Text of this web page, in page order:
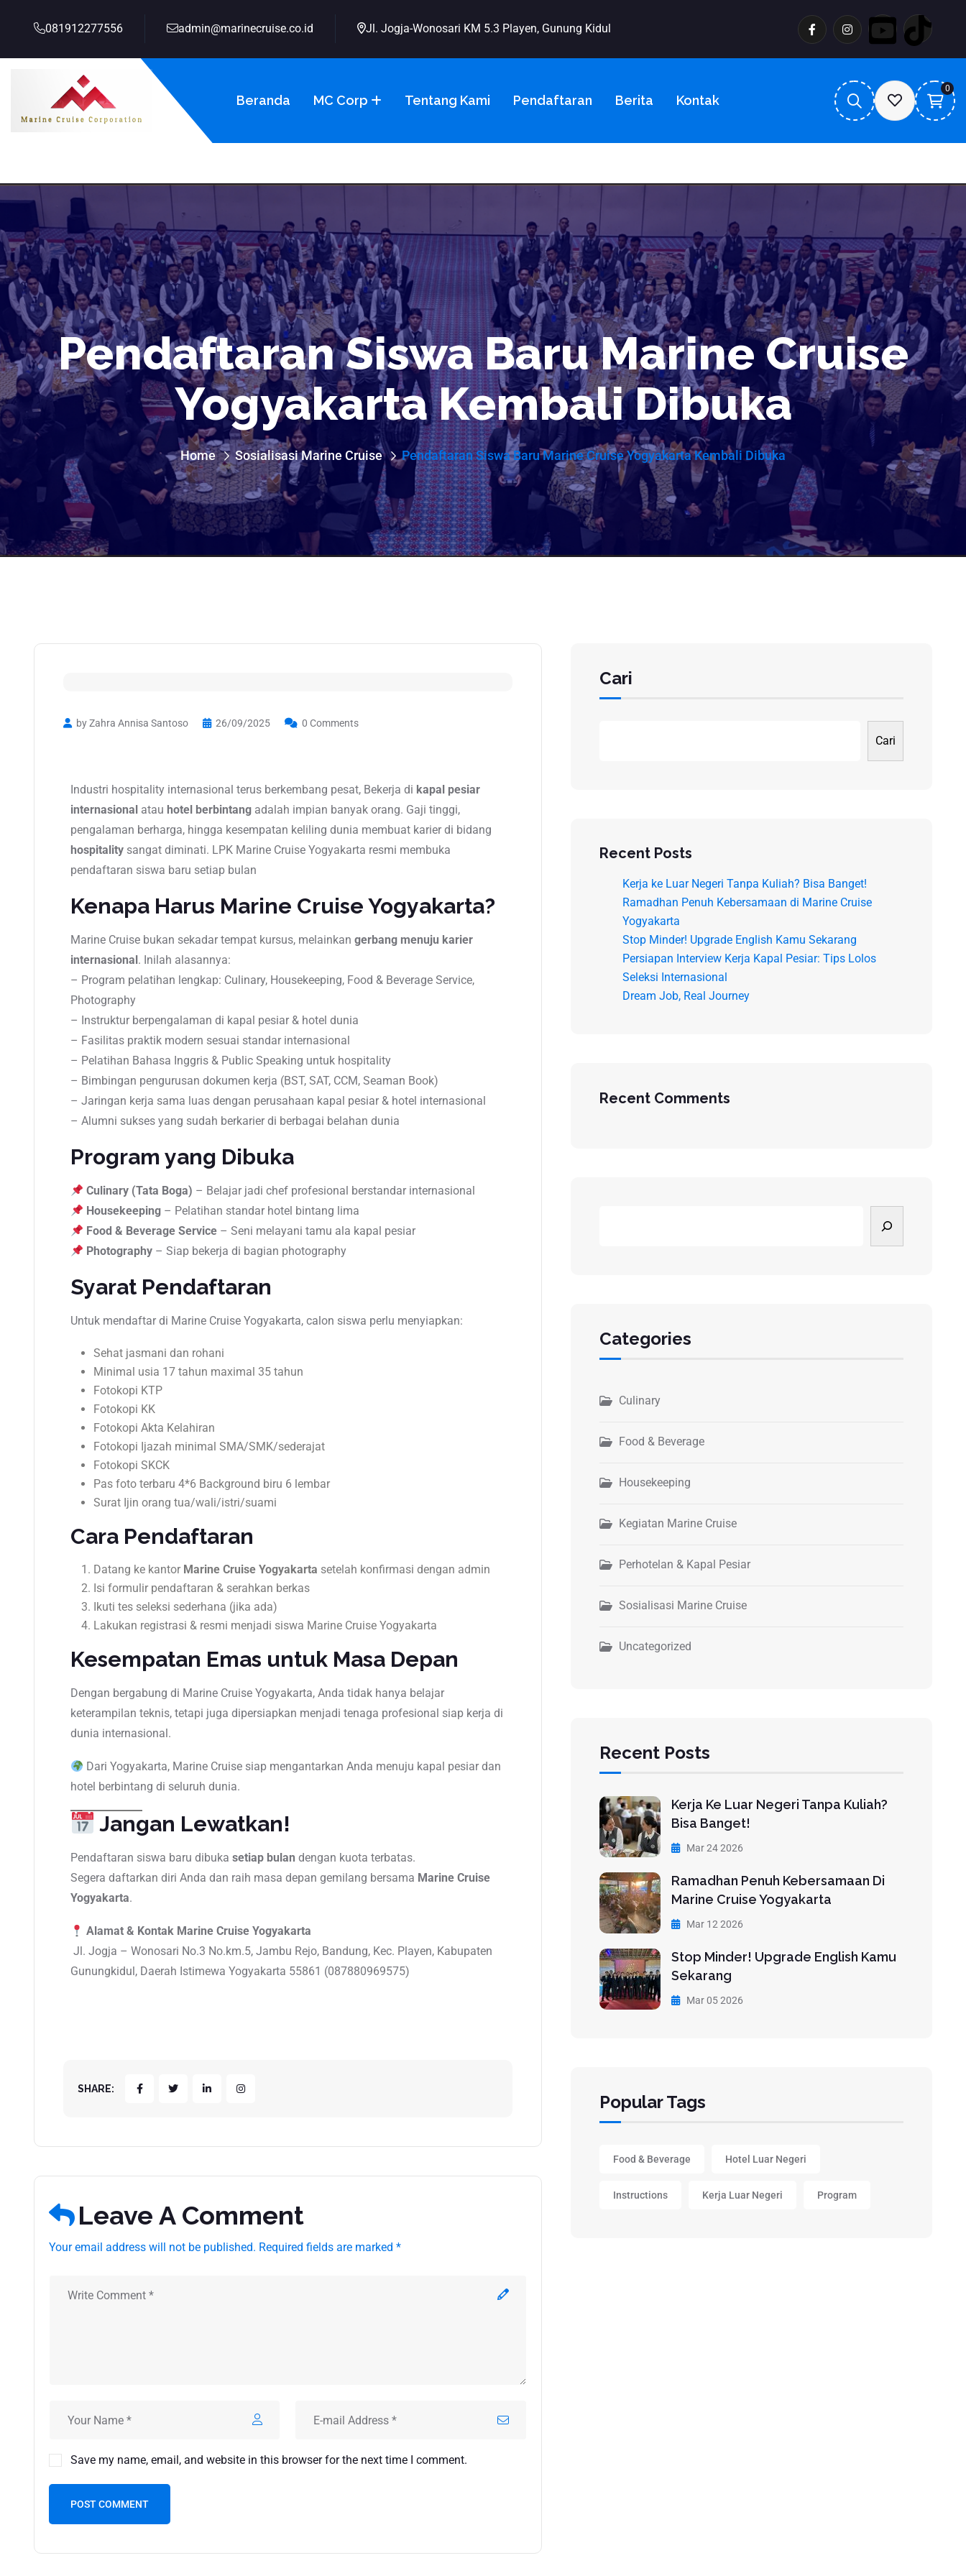
081912277556 admin@marinecruise.co.id Jl. Jogja-Wonosari KM 5.3 Playen, Gunung Kidul
Beranda MC Corp Tentang Kami Pendaftaran Berita Kontak
0
Pendaftaran Siswa Baru Marine Cruise
Yogyakarta Kembali Dibuka
Home Sosialisasi Marine Cruise Pendaftaran Siswa Baru Marine Cruise Yogyakarta Kembali Dibuka
by Zahra Annisa Santoso 26/09/2025 0 Comments
Industri hospitality internasional terus berkembang pesat, Bekerja di kapal pesiar
internasional atau hotel berbintang adalah impian banyak orang. Gaji tinggi,
pengalaman berharga, hingga kesempatan keliling dunia membuat karier di bidang
hospitality sangat diminati. LPK Marine Cruise Yogyakarta resmi membuka
pendaftaran siswa baru setiap bulan
Kenapa Harus Marine Cruise Yogyakarta?
Marine Cruise bukan sekadar tempat kursus, melainkan gerbang menuju karier
internasional. Inilah alasannya:
– Program pelatihan lengkap: Culinary, Housekeeping, Food & Beverage Service,
Photography
– Instruktur berpengalaman di kapal pesiar & hotel dunia
– Fasilitas praktik modern sesuai standar internasional
– Pelatihan Bahasa Inggris & Public Speaking untuk hospitality
– Bimbingan pengurusan dokumen kerja (BST, SAT, CCM, Seaman Book)
– Jaringan kerja sama luas dengan perusahaan kapal pesiar & hotel internasional
– Alumni sukses yang sudah berkarier di berbagai belahan dunia
Program yang Dibuka
Culinary (Tata Boga) – Belajar jadi chef profesional berstandar internasional
Housekeeping – Pelatihan standar hotel bintang lima
Food & Beverage Service – Seni melayani tamu ala kapal pesiar
Photography – Siap bekerja di bagian photography
Syarat Pendaftaran
Untuk mendaftar di Marine Cruise Yogyakarta, calon siswa perlu menyiapkan:
Sehat jasmani dan rohani
Minimal usia 17 tahun maximal 35 tahun
Fotokopi KTP
Fotokopi KK
Fotokopi Akta Kelahiran
Fotokopi Ijazah minimal SMA/SMK/sederajat
Fotokopi SKCK
Pas foto terbaru 4*6 Background biru 6 lembar
Surat Ijin orang tua/wali/istri/suami
Cara Pendaftaran
Datang ke kantor Marine Cruise Yogyakarta setelah konfirmasi dengan admin
Isi formulir pendaftaran & serahkan berkas
Ikuti tes seleksi sederhana (jika ada)
Lakukan registrasi & resmi menjadi siswa Marine Cruise Yogyakarta
Kesempatan Emas untuk Masa Depan
Dengan bergabung di Marine Cruise Yogyakarta, Anda tidak hanya belajar
keterampilan teknis, tetapi juga dipersiapkan menjadi tenaga profesional siap kerja di
dunia internasional.
Dari Yogyakarta, Marine Cruise siap mengantarkan Anda menuju kapal pesiar dan
hotel berbintang di seluruh dunia.
Jangan Lewatkan!
Pendaftaran siswa baru dibuka setiap bulan dengan kuota terbatas.
Segera daftarkan diri Anda dan raih masa depan gemilang bersama Marine Cruise
Yogyakarta.
Alamat & Kontak Marine Cruise Yogyakarta
Jl. Jogja – Wonosari No.3 No.km.5, Jambu Rejo, Bandung, Kec. Playen, Kabupaten
Gunungkidul, Daerah Istimewa Yogyakarta 55861 (087880969575)
SHARE:
Leave A Comment
Your email address will not be published. Required fields are marked *
Save my name, email, and website in this browser for the next time I comment.
POST COMMENT
Cari
Cari
Recent Posts
Kerja ke Luar Negeri Tanpa Kuliah? Bisa Banget!
Ramadhan Penuh Kebersamaan di Marine Cruise
Yogyakarta
Stop Minder! Upgrade English Kamu Sekarang
Persiapan Interview Kerja Kapal Pesiar: Tips Lolos
Seleksi Internasional
Dream Job, Real Journey
Recent Comments
Categories
Culinary
Food & Beverage
Housekeeping
Kegiatan Marine Cruise
Perhotelan & Kapal Pesiar
Sosialisasi Marine Cruise
Uncategorized
Recent Posts
Kerja Ke Luar Negeri Tanpa Kuliah?
Bisa Banget!
Mar 24 2026
Ramadhan Penuh Kebersamaan Di
Marine Cruise Yogyakarta
Mar 12 2026
Stop Minder! Upgrade English Kamu
Sekarang
Mar 05 2026
Popular Tags
Food & Beverage Hotel Luar Negeri
Instructions Kerja Luar Negeri Program